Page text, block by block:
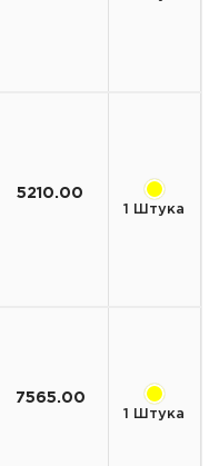
5210.00
1 Штука
7565.00
1 Штука